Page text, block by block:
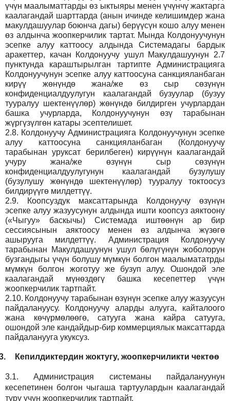
үчүн маалыматтарды өз ыктыяры менен үчүнчү жактарга
каалагандай шарттарда (анын ичинде келишимдер жана
макулдашуулар боюнча дагы) берүүсүн кошо алуу менен
өз алдынча жоопкерчилик тартат. Мында Колдонуучунун
эсепке алуу каттоосу алдында Системадагы бардык
аракеттер, качан Колдонуучу ушул Макулдашуунун 2.7
пунктунда караштырылган тартипте Администрацияга
Колдонуучунун эсепке алуу каттоосуна санкцияланбаган
кирүү жөнүндө жана/же өз сыр сөзүнүн
конфиденциалдуулугун каалагандай бузуулар (бузуу
тууралуу шектенүүлөр) жөнүндө билдирген учурлардан
башка учурларда, Колдонуучунун өзү тарабынан
жүргүзүлгөн катары эсептелишет.
2.8. Колдонуучу Администрацияга Колдонуучунун эсепке
алуу каттоосуна санкцияланбаган (Колдонуучу
тарабынан уруксат берилбеген) кирүүнүн каалагандай
учуру жана/же өзүнүн сыр сөзүнүн
конфиденциалдуулугунун каалагандай бузулушу
(бузулушу жөнүндө шектенүүлөр) тууралуу токтоосуз
билдирүүгө милдеттүү.
2.9.
Коопсуздук максаттарында Колдонуучу өзүнүн
эсепке алуу жазуусунун алдында ишти коопсуз аяктоону
(«Чыгуу» баскычы) Системада иштөөнүн ар бир
сессиясынын аяктоосу менен өз алдынча жүзөгө
ашырууга милдеттүү. Администрация Колдонуучу
тарабынан Макулдашуунун ушул бөлүгүнүн жоболорун
бузгандыгы үчүн болушу мүмкүн болгон маалымататрды
мүмкүн болгон жоготуу же бузуп алуу. Ошондой эле
каалагандай мүнөздөгү башка кесепеттер үчүн
жоопкерчилик тартпайт.
2.10. Колдонуучу тарабынан өзүнүн эсепке алуу жазуусун
пайдалануусу. Колдонуучу аларды алууга, кайталоого
жана көчүрмөлөөгө, сатууга жана кайра сатууга,
ошондой эле кандайдыр-бир коммерциялык максаттарда
пайдаланууга укуксуз.
Кепилдиктердин жоктугу, жоопкерчиликти чектөө
3.1.Администрация системаны пайдалануунун
кесепетинен болгон чыгаша тартуулардын каалагандай
түрү үчүн жоопкерчилик тартпайт.